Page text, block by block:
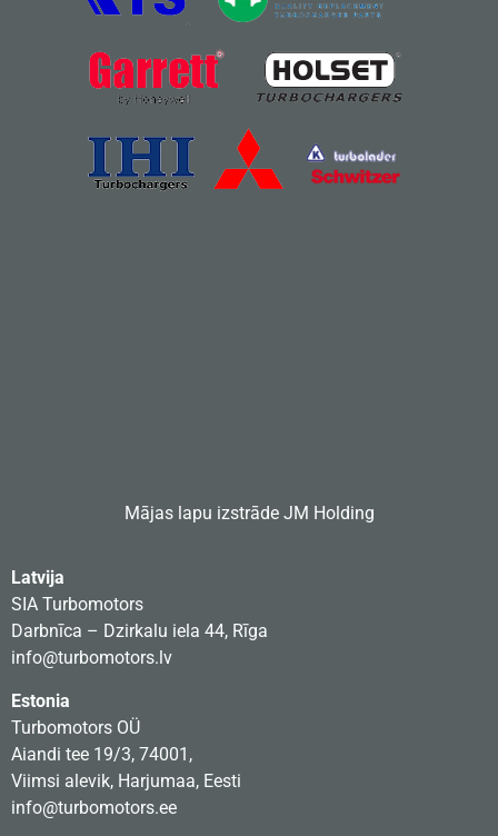
Mājas lapu izstrādeJM Holding
Latvija
SIA Turbomotors
Darbnīca – Dzirkalu iela 44, Rīga
info@turbomotors.lv
Estonia
Turbomotors OÜ
Aiandi tee 19/3, 74001,
Viimsi alevik, Harjumaa, Eesti
info@turbomotors.ee